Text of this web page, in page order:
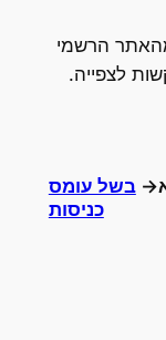
הרשמי
לצפייה.
בשל עומס
כניסות